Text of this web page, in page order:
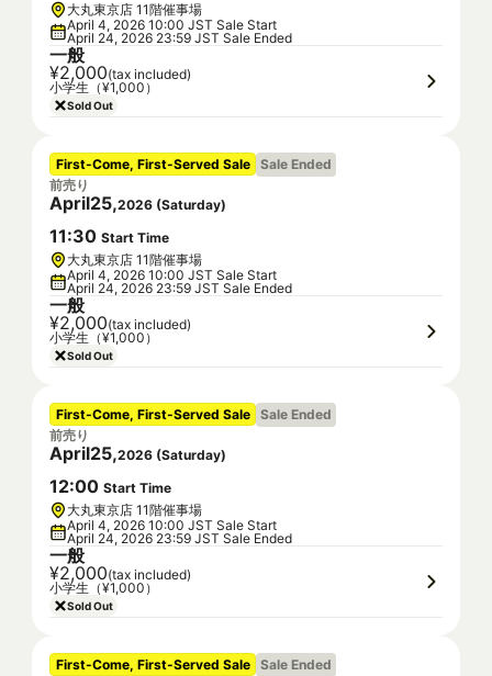
大丸東京店 11階催事場
April 4, 2026 10:00 JST Sale Start
April 24, 2026 23:59 JST Sale Ended
一般
¥2,000(tax included)
小学生（¥1,000）
Sold Out
First-Come, First-Served Sale Sale Ended
前売り
April25,2026 (Saturday)
11:30 Start Time
大丸東京店 11階催事場
April 4, 2026 10:00 JST Sale Start
April 24, 2026 23:59 JST Sale Ended
一般
¥2,000(tax included)
小学生（¥1,000）
Sold Out
First-Come, First-Served Sale Sale Ended
前売り
April25,2026 (Saturday)
12:00 Start Time
大丸東京店 11階催事場
April 4, 2026 10:00 JST Sale Start
April 24, 2026 23:59 JST Sale Ended
一般
¥2,000(tax included)
小学生（¥1,000）
Sold Out
First-Come, First-Served Sale Sale Ended